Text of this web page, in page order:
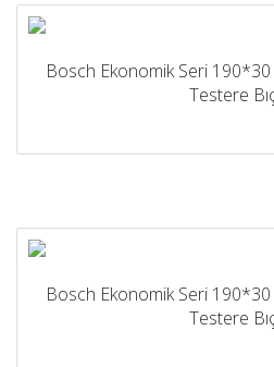
Bosch Ekonomik Seri
Testere
Bosch Ekonomik Seri
Testere